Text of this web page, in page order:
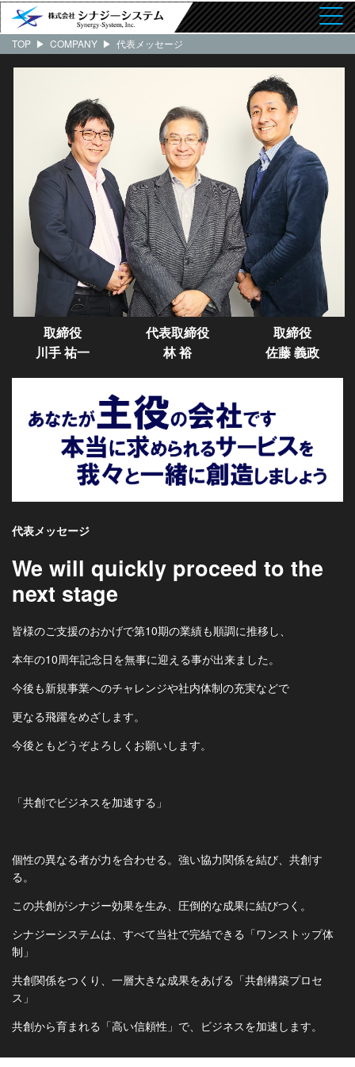
TOP ▶ COMPANY ▶ 代表メッセージ
取締役
川手 祐一
代表取締役
林 裕
取締役
佐藤 義政
代表メッセージ
We will quickly proceed to the
next stage
皆様のご支援のおかげで第10期の業績も順調に推移し、
本年の10周年記念日を無事に迎える事が出来ました。
今後も新規事業へのチャレンジや社内体制の充実などで
更なる飛躍をめざします。
今後ともどうぞよろしくお願いします。
「共創でビジネスを加速する」
個性の異なる者が力を合わせる。強い協力関係を結び、共創す
る。
この共創がシナジー効果を生み、圧倒的な成果に結びつく。
シナジーシステムは、すべて当社で完結できる「ワンストップ体
制」
共創関係をつくり、一層大きな成果をあげる「共創構築プロセ
ス」
共創から育まれる「高い信頼性」で、ビジネスを加速します。